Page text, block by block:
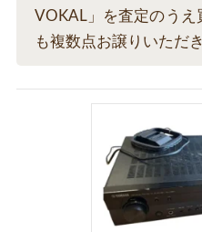
VOKAL」を査定のうえ
も複数点お譲りいただ